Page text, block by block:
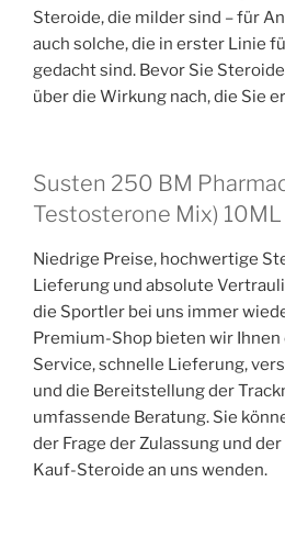
Steroide, die milder sind – für
auch solche, die in erster Linie
gedacht sind. Bevor Sie
über die Wirkung nach, die Sie
Susten 250 BM
Testosterone Mix) 10ML
Niedrige Preise, hochwertige
Lieferung und absolute
die Sportler bei uns immer
Premium-Shop bieten wir
Service, schnelle Lieferung,
und die Bereitstellung der
umfassende Beratung. Sie
der Frage der Zulassung und
Kauf-Steroide an uns wenden.